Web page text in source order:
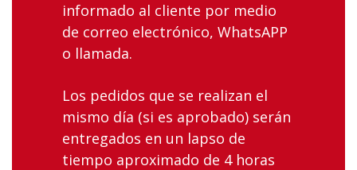
informado al cliente por medio
de correo electrónico, WhatsAPP
o llamada.
Los‌ ‌pedidos‌ ‌que‌ ‌se‌ ‌realizan‌ ‌el‌
‌mismo‌ ‌día‌ (si es aprobado) ‌serán‌
‌entregados‌ ‌en‌ ‌un‌ ‌lapso‌ ‌de
tiempo aproximado ‌de‌ ‌4 ‌horas‌